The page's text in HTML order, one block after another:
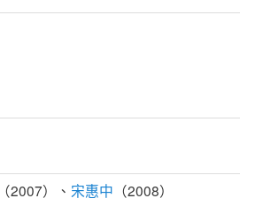
（2007）、 宋惠中 （2008）